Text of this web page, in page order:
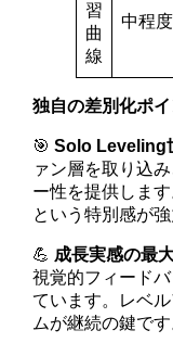
習
曲
線
中程度
独自の差別化ポイ
🎯Solo Leveling
ァン層を取り込
ー性を提供しま
という特別感が
💪 成長実感の最
視覚的フィード
ています。レベ
ムが継続の鍵です